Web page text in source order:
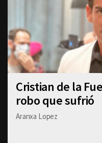
Cristian de la
robo que sufrió
Aranxa Lopez